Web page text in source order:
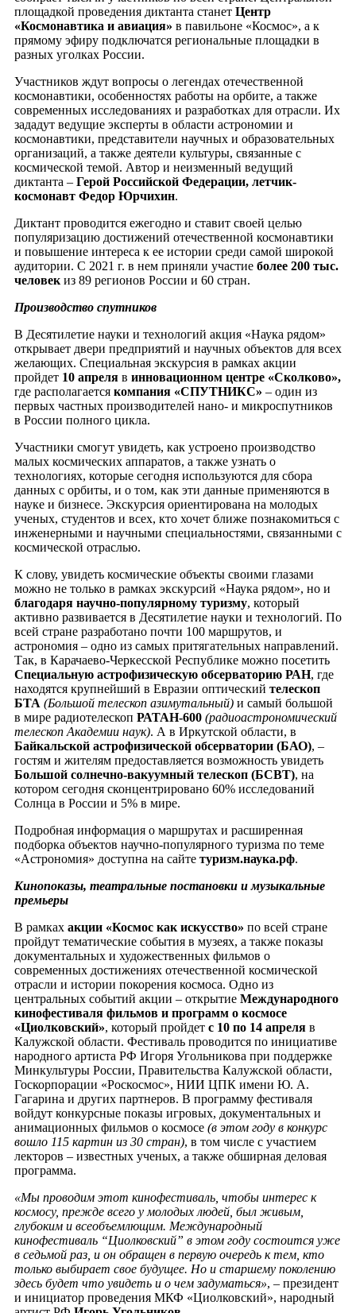
площадкой проведения диктанта станет Центр
«Космонавтика и авиация» в павильоне «Космос», а к
прямому эфиру подключатся региональные площадки в
разных уголках России.
Участников ждут вопросы о легендах отечественной
космонавтики, особенностях работы на орбите, а также
современных исследованиях и разработках для отрасли. Их
зададут ведущие эксперты в области астрономии и
космонавтики, представители научных и образовательных
организаций, а также деятели культуры, связанные с
космической темой. Автор и неизменный ведущий
диктанта – Герой Российской Федерации, летчик-
космонавт Федор Юрчихин.
Диктант проводится ежегодно и ставит своей целью
популяризацию достижений отечественной космонавтики
и повышение интереса к ее истории среди самой широкой
аудитории. С 2021 г. в нем приняли участие более 200 тыс.
человек из 89 регионов России и 60 стран.
Производство спутников
В Десятилетие науки и технологий акция «Наука рядом»
открывает двери предприятий и научных объектов для всех
желающих. Специальная экскурсия в рамках акции
пройдет 10 апреля в инновационном центре «Сколково»,
где располагается компания «СПУТНИКС» – один из
первых частных производителей нано- и микроспутников
в России полного цикла.
Участники смогут увидеть, как устроено производство
малых космических аппаратов, а также узнать о
технологиях, которые сегодня используются для сбора
данных с орбиты, и о том, как эти данные применяются в
науке и бизнесе. Экскурсия ориентирована на молодых
ученых, студентов и всех, кто хочет ближе познакомиться с
инженерными и научными специальностями, связанными с
космической отраслью.
К слову, увидеть космические объекты своими глазами
можно не только в рамках экскурсий «Наука рядом», но и
благодаря научно-популярному туризму, который
активно развивается в Десятилетие науки и технологий. По
всей стране разработано почти 100 маршрутов, и
астрономия – одно из самых притягательных направлений.
Так, в Карачаево-Черкесской Республике можно посетить
Специальную астрофизическую обсерваторию РАН, где
находятся крупнейший в Евразии оптический телескоп
БТА (Большой телескоп азимутальный) и самый большой
в мире радиотелескоп РАТАН-600 (радиоастрономический
телескоп Академии наук). А в Иркутской области, в
Байкальской астрофизической обсерватории (БАО), –
гостям и жителям предоставляется возможность увидеть
Большой солнечно-вакуумный телескоп (БСВТ), на
котором сегодня сконцентрировано 60% исследований
Солнца в России и 5% в мире.
Подробная информация о маршрутах и расширенная
подборка объектов научно-популярного туризма по теме
«Астрономия» доступна на сайте туризм.наука.рф.
Кинопоказы, театральные постановки и музыкальные
премьеры
В рамках акции «Космос как искусство» по всей стране
пройдут тематические события в музеях, а также показы
документальных и художественных фильмов о
современных достижениях отечественной космической
отрасли и истории покорения космоса. Одно из
центральных событий акции – открытие Международного
кинофестиваля фильмов и программ о космосе
«Циолковский», который пройдет с 10 по 14 апреля в
Калужской области. Фестиваль проводится по инициативе
народного артиста РФ Игоря Угольникова при поддержке
Минкультуры России, Правительства Калужской области,
Госкорпорации «Роскосмос», НИИ ЦПК имени Ю. А.
Гагарина и других партнеров. В программу фестиваля
войдут конкурсные показы игровых, документальных и
анимационных фильмов о космосе (в этом году в конкурс
вошло 115 картин из 30 стран), в том числе с участием
лекторов – известных ученых, а также обширная деловая
программа.
«Мы проводим этот кинофестиваль, чтобы интерес к
космосу, прежде всего у молодых людей, был живым,
глубоким и всеобъемлющим. Международный
кинофестиваль “Циолковский” в этом году состоится уже
в седьмой раз, и он обращен в первую очередь к тем, кто
только выбирает свое будущее. Но и старшему поколению
здесь будет что увидеть и о чем задуматься», – президент
и инициатор проведения МКФ «Циолковский», народный